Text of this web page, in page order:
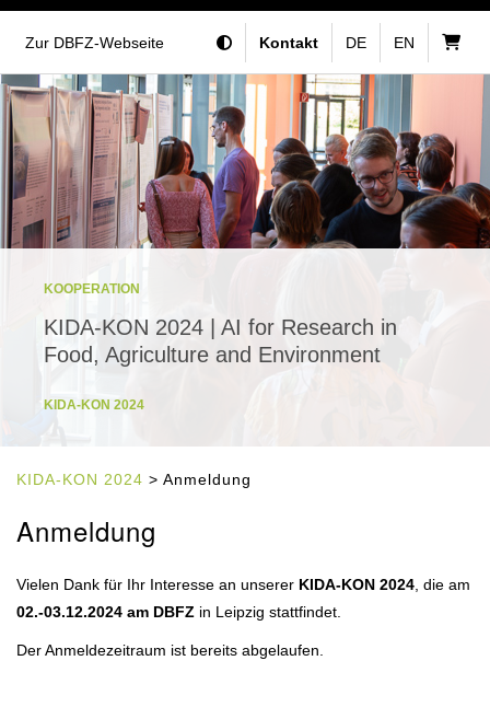
Zur DBFZ-Webseite Kontakt DE EN
KOOPERATION
KIDA-KON 2024 | AI for Research in
Food, Agriculture and Environment
KIDA-KON 2024
KIDA-KON 2024 > Anmeldung
Anmeldung
Vielen Dank für Ihr Interesse an unserer KIDA-KON 2024 , die am
02.-03.12.2024 am DBFZ in Leipzig stattfindet.
Der Anmeldezeitraum ist bereits abgelaufen.